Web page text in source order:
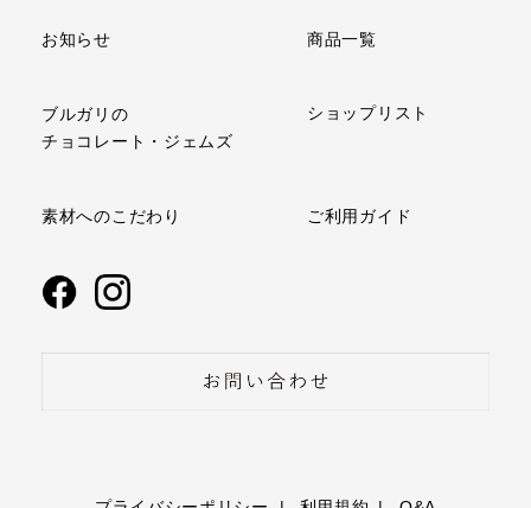
お知らせ 商品一覧
ブルガリの
チョコレート・ジェムズ
ショップリスト
素材へのこだわり ご利用ガイド